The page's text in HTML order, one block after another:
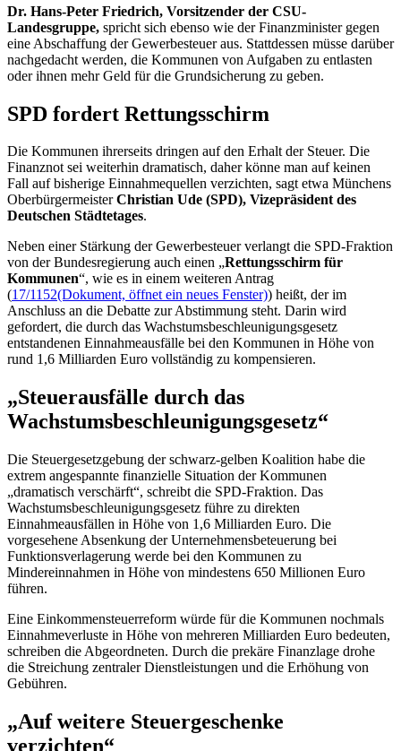
Dr. Hans-Peter Friedrich, Vorsitzender der CSU-
Landesgruppe, spricht sich ebenso wie der Finanzminister gegen
eine Abschaffung der Gewerbesteuer aus. Stattdessen müsse darüber
nachgedacht werden, die Kommunen von Aufgaben zu entlasten
oder ihnen mehr Geld für die Grundsicherung zu geben.
SPD fordert Rettungsschirm
Die Kommunen ihrerseits dringen auf den Erhalt der Steuer. Die
Finanznot sei weiterhin dramatisch, daher könne man auf keinen
Fall auf bisherige Einnahmequellen verzichten, sagt etwa Münchens
OberbürgermeisterChristian Ude (SPD), Vizepräsident des
Deutschen Städtetages.
Neben einer Stärkung der Gewerbesteuer verlangt die SPD-Fraktion
von der Bundesregierung auch einen „Rettungsschirm für
Kommunen“, wie es in einem weiteren Antrag
(17/1152(Dokument, öffnet ein neues Fenster)) heißt, der im
Anschluss an die Debatte zur Abstimmung steht. Darin wird
gefordert, die durch das Wachstumsbeschleunigungsgesetz
entstandenen Einnahmeausfälle bei den Kommunen in Höhe von
rund 1,6 Milliarden Euro vollständig zu kompensieren.
„Steuerausfälle durch das
Wachstumsbeschleunigungsgesetz“
Die Steuergesetzgebung der schwarz-gelben Koalition habe die
extrem angespannte finanzielle Situation der Kommunen
„dramatisch verschärft“, schreibt die SPD-Fraktion. Das
Wachstumsbeschleunigungsgesetz führe zu direkten
Einnahmeausfällen in Höhe von 1,6 Milliarden Euro. Die
vorgesehene Absenkung der Unternehmensbeteuerung bei
Funktionsverlagerung werde bei den Kommunen zu
Mindereinnahmen in Höhe von mindestens 650 Millionen Euro
führen.
Eine Einkommensteuerreform würde für die Kommunen nochmals
Einnahmeverluste in Höhe von mehreren Milliarden Euro bedeuten,
schreiben die Abgeordneten. Durch die prekäre Finanzlage drohe
die Streichung zentraler Dienstleistungen und die Erhöhung von
Gebühren.
„Auf weitere Steuergeschenke
verzichten“